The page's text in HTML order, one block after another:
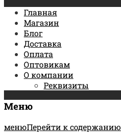
Главная
Магазин
Блог
Доставка
Оплата
Оптовикам
О компании
Реквизиты
Меню
менюПерейти к содержанию